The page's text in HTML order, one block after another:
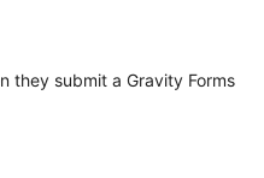
they submit a Gravity Forms